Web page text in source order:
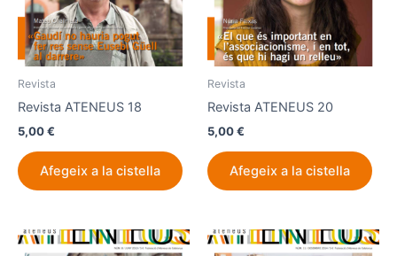
Revista
Revista ATENEUS 18
5,00€
Afegeix a la cistella
Revista
Revista ATENEUS 20
5,00€
Afegeix a la cistella